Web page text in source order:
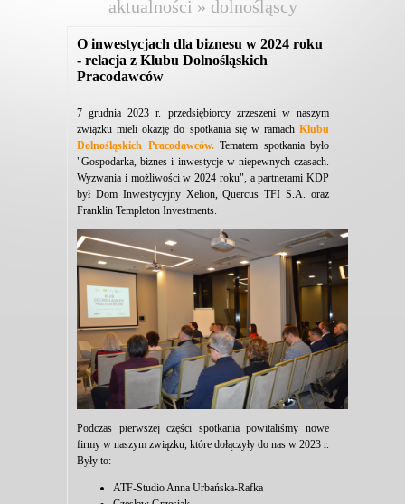
aktualności » dolnośląscy
O inwestycjach dla biznesu w 2024 roku
- relacja z Klubu Dolnośląskich
Pracodawców
7 grudnia 2023 r. przedsiębiorcy zrzeszeni w naszym
związku mieli okazję do spotkania się w ramach Klubu
Dolnośląskich Pracodawców.Tematem spotkania było
"Gospodarka, biznes i inwestycje w niepewnych czasach.
Wyzwania i możliwości w 2024 roku", a partnerami KDP
był Dom Inwestycyjny Xelion, Quercus TFI S.A. oraz
Franklin Templeton Investments.
Podczas pierwszej części spotkania powitaliśmy nowe
firmy w naszym związku, które dołączyły do nas w 2023 r.
Były to:
ATF-Studio Anna Urbańska-Rafka